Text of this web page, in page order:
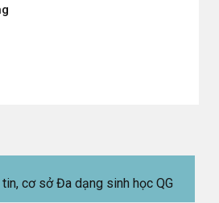
cơ sở Đa dạng sinh học QG